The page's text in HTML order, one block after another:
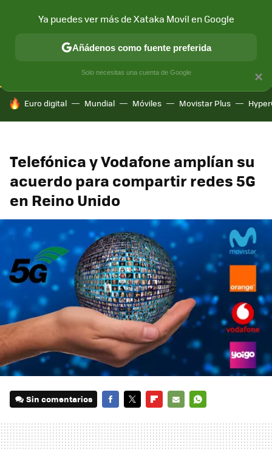
CONECTIVIDAD MÓVIL Y SOCIEDAD APLICACIONES
HOY SE HABLA DE
Euro digital Mundial Móviles Movistar Plus
Telefónica y Vodafone amplían su
acuerdo para compartir redes 5G
en Reino Unido
Sin comentarios
MAIL
×
Ya puedes ver más de Xataka Movil en Google
Añádenos como fuente preferida
Solo necesitas una cuenta de Google